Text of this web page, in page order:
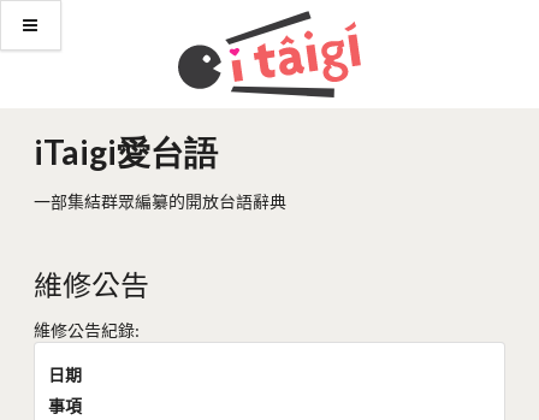
iTaigi愛台語
一部集結群眾編纂的開放台語辭典
維修公告
維修公告紀錄:
日期
事項